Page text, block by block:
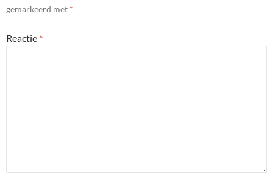
gemarkeerd met *
Reactie *